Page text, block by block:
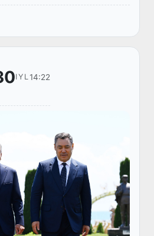
Qirgʻiz Respublikasi
bilan tor doiradagi v...
IYL14:22